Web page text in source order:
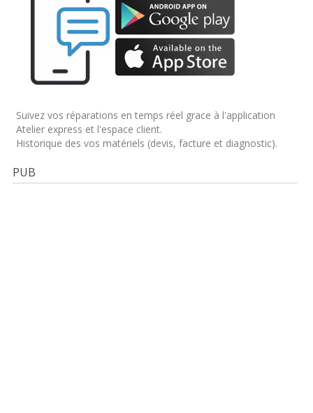
Suivez vos réparations en temps réel grace à l'application
Atelier express et l'espace client.
Historique des vos matériels (devis, facture et diagnostic).
PUB